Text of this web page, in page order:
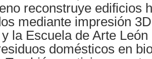
reconstruye edificios
mediante impresión
la Escuela de Arte
domésticos en